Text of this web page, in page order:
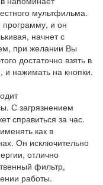
мультфильма.
программу, и он
начнет с
при желании Вы
достаточно взять в
и нажимать на кнопки.
С загрязнением
справиться за час.
как в
Он исключительно
отлично
фильтр,
работы.